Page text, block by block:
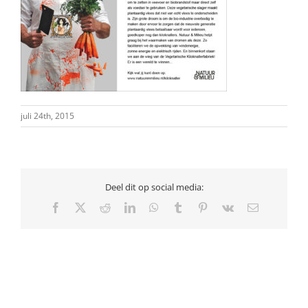
juli 24th, 2015
Deel dit op social media:
Facebook RedditLinkedInWhatsApp
Tumblr Pinterest
Vk
E-